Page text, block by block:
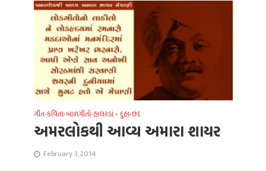
ગીત-કવિતા-બાળગીતો-હાલરડાં • દુહા-છંદ
અમરલોકથી આવ્ય અમારા શાયર
February 3, 2014